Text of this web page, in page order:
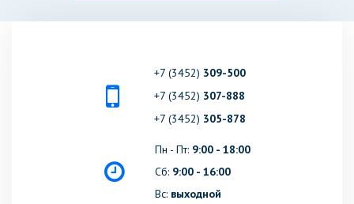
+7 (3452) 309-500
+7 (3452) 307-888
+7 (3452) 305-878
Пн - Пт: 9:00 - 18:00
Сб: 9:00 - 16:00
Вс: выходной